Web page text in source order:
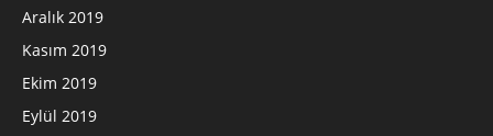
Aralık 2019
Kasım 2019
Ekim 2019
Eylül 2019